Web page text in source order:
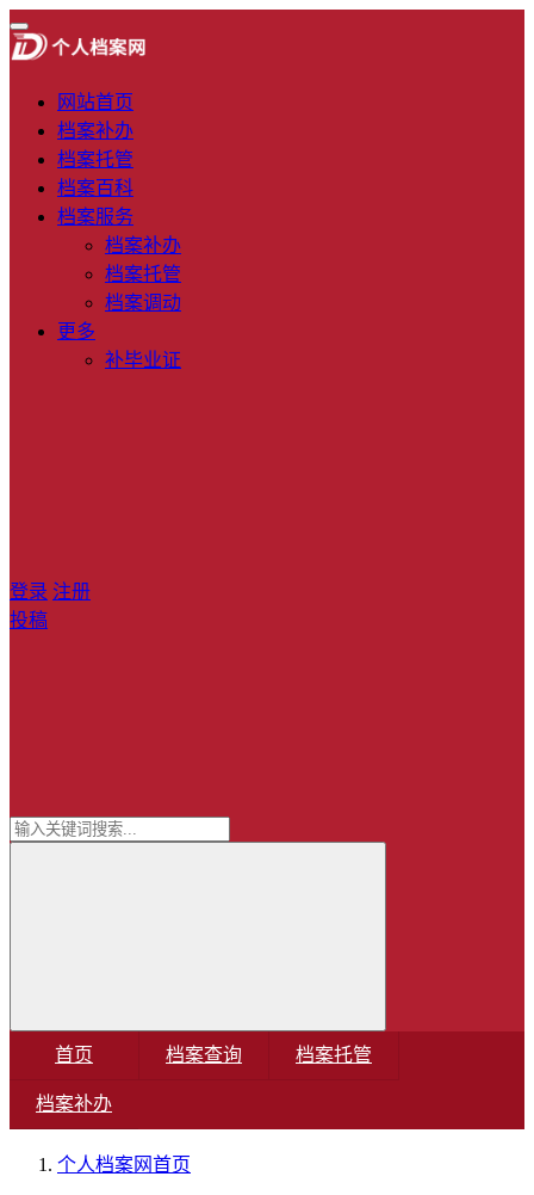
网站首页
档案补办
档案托管
档案百科
档案服务
档案补办
档案托管
档案调动
更多
补毕业证
登录 注册
投稿
首页 档案查询 档案托管
档案补办
个人档案网首页